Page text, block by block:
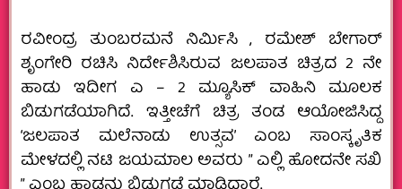
ರವೀಂದ್ರ ತುಂಬರಮನೆ ನಿರ್ಮಿಸಿ , ರಮೇಶ್ ಬೇಗಾರ್
ಶೃಂಗೇರಿ ರಚಿಸಿ ನಿರ್ದೇಶಿಸಿರುವ ಜಲಪಾತ ಚಿತ್ರದ 2 ನೇ
ಹಾಡು ಇದೀಗ ಎ – 2 ಮ್ಯೂಸಿಕ್ ವಾಹಿನಿ ಮೂಲಕ
ಬಿಡುಗಡೆಯಾಗಿದೆ. ಇತ್ತೀಚೆಗೆ ಚಿತ್ರ ತಂಡ ಆಯೋಜಿಸಿದ್ದ
‘ಜಲಪಾತ ಮಲೆನಾಡು ಉತ್ಸವ’ ಎಂಬ ಸಾಂಸ್ಕೃತಿಕ
ಮೇಳದಲ್ಲಿ ನಟಿ ಜಯಮಾಲ ಅವರು ” ಎಲ್ಲಿ ಹೋದನೇ ಸಖಿ